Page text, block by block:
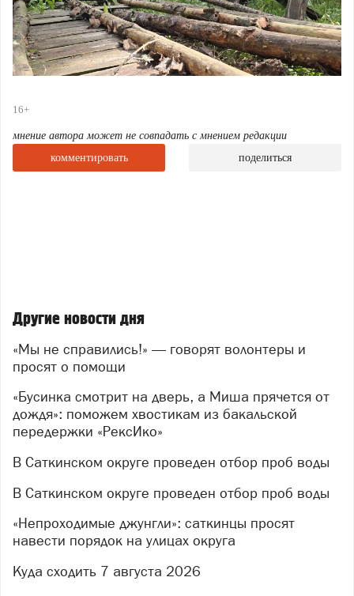
За один рабочий день команда волонтёров смогла
второй шанс внести свой вклад.
Поэтому волонтёры повторяют
акцию — добровольцев ждут 8 и 9 августа (суббота и
Что пригодится:
инструменты: бензопилы, гвоздодёры,
аккумуляторные болгарки, бокорезы для
проволоки, монтировки, ломы;
закрытая одежда;
насекомых обязательна).
16+
мнение автора может не совпадать с мнением редакции
комментировать
поделиться
Другие новости дня
«Мы не справились!» — говорят волонтеры и
просят о помощи
«Бусинка смотрит на дверь, а Миша прячется от
дождя»: поможем хвостикам из бакальской
передержки «РексИко»
В Саткинском округе проведен отбор проб воды
В Саткинском округе проведен отбор проб воды
«Непроходимые джунгли»: саткинцы просят
навести порядок на улицах округа
Куда сходить 7 августа 2026